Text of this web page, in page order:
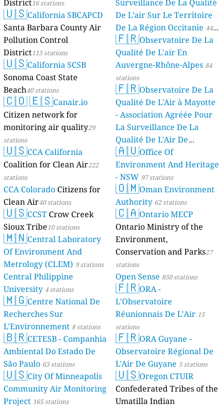
District16 stations
🇺🇸California SBCAPCD
Santa Barbara County Air
Pollution Control
District115 stations
🇺🇸California SCSB
Sonoma Coast State
Beach40 stations
🇨🇴🇪🇸Canair.io
Citizen network for
monitoring air quality29
stations
🇺🇸CCA California
Coalition for Clean Air222
stations
CCA Colorado Citizens for
Clean Air40 stations
🇺🇸CCST Crow Creek
Sioux Tribe10 stations
🇲🇳Central Laboratory
Of Environment And
Metrology (CLEM) 9 stations
Central Philippine
University 4 stations
🇲🇬Centre National De
Recherches Sur
L'Environnement 8 stations
🇧🇷CETESB - Companhia
Ambiental Do Estado De
São Paulo 63 stations
🇺🇸City Of Minneapolis
Community Air Monitoring
Project 165 stations
Surveillance De La Qualité
De L’air Sur Le Territoire
De La Région Occitanie 44
stations
🇫🇷Observatoire De La
Qualité De L'air En
Auvergne-Rhône-Alpes 84
stations
🇫🇷Observatoire De La
Qualité De L'Air à Mayotte
- Association Agréée Pour
La Surveillance De La
Qualité De L'Air De
Mayotte 4 stations
🇦🇺Office Of
Environment And Heritage
- NSW 97 stations
🇴🇲Oman Environment
Authority 62 stations
🇨🇦Ontario MECP
Ontario Ministry of the
Environment,
Conservation and Parks27
stations
Open Sense 850 stations
🇫🇷ORA -
L'Observatoire
Réunionnais De L’Air 15
stations
🇫🇷ORA Guyane -
Observatoire Régional De
L'Air De Guyane 5 stations
🇺🇸Oregon CTUIR
Confederated Tribes of the
Umatilla Indian